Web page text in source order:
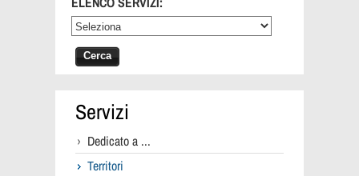
Servizi
Dedicato a ...
Territori